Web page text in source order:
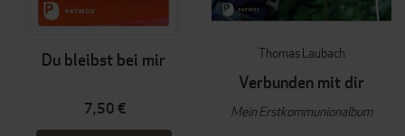
Du bleibst bei mir
7,50 €
Thomas Laubach
Verbunden mit dir
Mein Erstkommunionalbum